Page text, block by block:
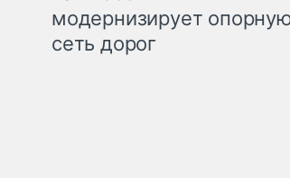
модернизирует
сеть дорог